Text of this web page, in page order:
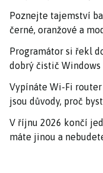
Poznejte tajemství
černé, oranžové a
Programátor si řekl
dobrý čistič
Vypínáte Wi-Fi
jsou důvody, proč
V říjnu 2026 končí
máte jinou a